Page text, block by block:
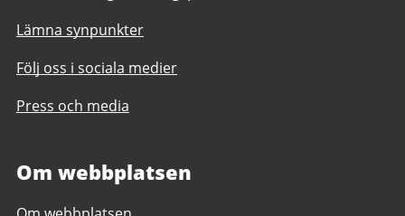
Lämna synpunkter
Följ oss i sociala medier
Press och media
Om webbplatsen